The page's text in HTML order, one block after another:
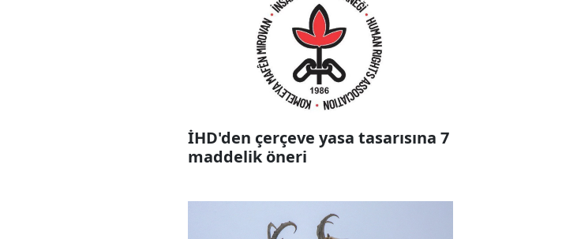
İHD'den çerçeve yasa tasarısına 7
maddelik öneri